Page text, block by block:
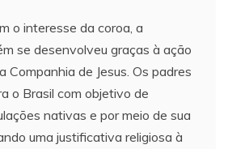
o interesse da coroa, a
se desenvolveu graças à ação
Companhia de Jesus. Os padres
o Brasil com objetivo de
nativas e por meio de sua
uma justificativa religiosa à